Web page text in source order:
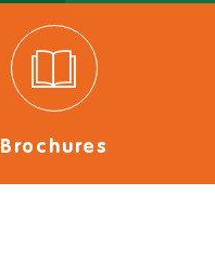
Brochures